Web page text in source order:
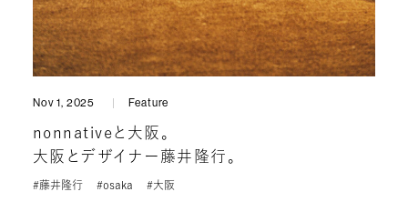
Nov 1, 2025 Feature
nonnativeと大阪。
大阪とデザイナー藤井隆行。
#藤井隆行 #osaka #大阪